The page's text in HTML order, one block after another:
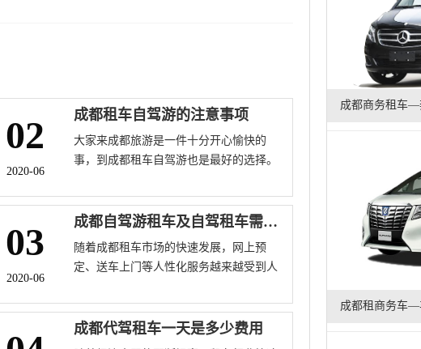
02
2020-06
成都租车自驾游的注意事项
大家来成都旅游是一件十分开心愉快的
事，到成都租车自驾游也是最好的选择。
注意什么呢，我们路景租车公司小编特意
为大家准备了一些
03
2020-06
成都自驾游租车及自驾租车需要注意哪些呢
随着成都租车市场的快速发展，网上预
定、送车上门等人性化服务越来越受到人
租车手续繁琐、取车麻烦的模式，使得随
用随到的便捷式租车模式在成都租车市场
成都代驾租车一天是多少费用
成都商务租车—
成都租商务车—